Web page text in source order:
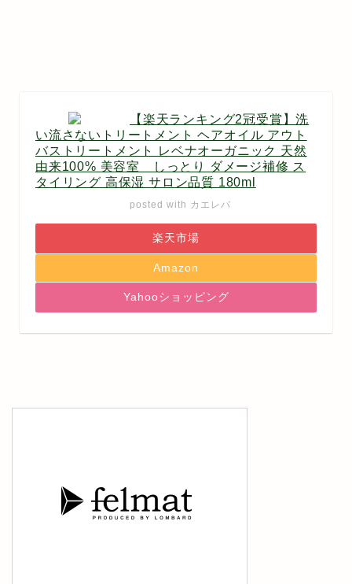
【楽天ランキング2冠受賞】洗
い流さないトリートメント ヘアオイル アウト
バストリートメント レベナオーガニック 天然
由来100% 美容室 しっとり ダメージ補修 ス
タイリング 高保湿 サロン品質 180ml
posted with カエレバ
楽天市場
Amazon
Yahooショッピング